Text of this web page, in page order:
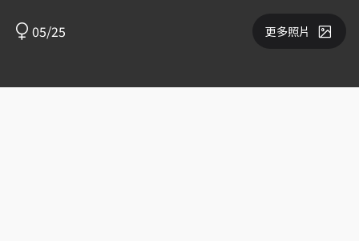
閩南語皆可進行日常溝通。 特長為日本弓道，透過弓道，
令自己學習了靜心、專注，不驕不躁的人生態度，也因此得
為無經驗者，但一直希望有機會可以透過表演，體驗不一樣
05/25 更多照片